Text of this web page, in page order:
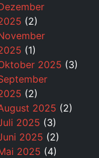
(2)
(1)
2025 (3)
(2)
2025 (2)
2025 (3)
2025 (2)
2025 (4)